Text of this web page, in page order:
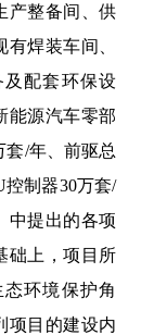
产整备间、供
焊装车间、
配套环保设
能源汽车零部
套/年、前驱总
控制器30万套/
中提出的各项
础上，项目所
环境保护角
项目的建设内